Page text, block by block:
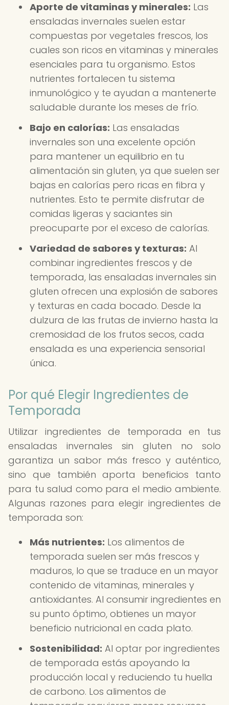
Aporte de vitaminas y minerales: Las
ensaladas invernales suelen estar
compuestas por vegetales frescos, los
cuales son ricos en vitaminas y minerales
esenciales para tu organismo. Estos
nutrientes fortalecen tu sistema
inmunológico y te ayudan a mantenerte
saludable durante los meses de frío.
Bajo en calorías: Las ensaladas
invernales son una excelente opción
para mantener un equilibrio en tu
alimentación sin gluten, ya que suelen ser
bajas en calorías pero ricas en fibra y
nutrientes. Esto te permite disfrutar de
comidas ligeras y saciantes sin
preocuparte por el exceso de calorías.
Variedad de sabores y texturas: Al
combinar ingredientes frescos y de
temporada, las ensaladas invernales sin
gluten ofrecen una explosión de sabores
y texturas en cada bocado. Desde la
dulzura de las frutas de invierno hasta la
cremosidad de los frutos secos, cada
ensalada es una experiencia sensorial
única.
Por qué Elegir Ingredientes de
Temporada
Utilizar ingredientes de temporada en tus
ensaladas invernales sin gluten no solo
garantiza un sabor más fresco y auténtico,
sino que también aporta beneficios tanto
para tu salud como para el medio ambiente.
Algunas razones para elegir ingredientes de
temporada son:
Más nutrientes: Los alimentos de
temporada suelen ser más frescos y
maduros, lo que se traduce en un mayor
contenido de vitaminas, minerales y
antioxidantes. Al consumir ingredientes en
su punto óptimo, obtienes un mayor
beneficio nutricional en cada plato.
Sostenibilidad: Al optar por ingredientes
de temporada estás apoyando la
producción local y reduciendo tu huella
de carbono. Los alimentos de